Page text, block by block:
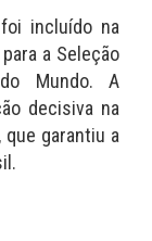
incluído na
a Seleção
Mundo. A
decisiva na
garantiu a